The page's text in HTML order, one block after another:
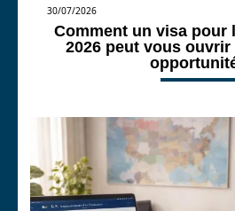
30/07/2026
Comment un visa pour
2026 peut vous